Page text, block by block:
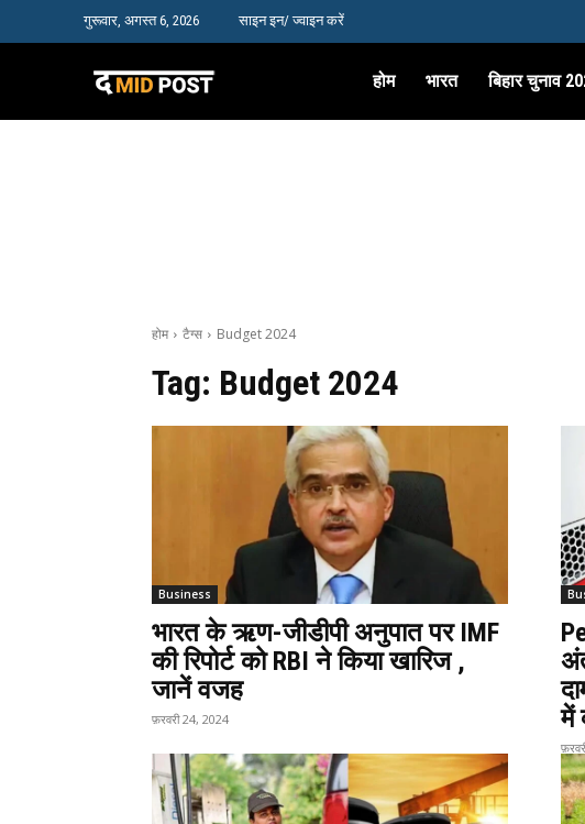
गुरूवार, अगस्त 6, 2026 साइन इन/ ज्वाइन करें
होम भारत बिहार चुनाव
होम टैग्स Budget 2024
Tag: Budget 2024
Business
भारत के ऋण-जीडीपी अनुपात पर IMF
की रिपोर्ट को RBI ने किया खारिज ,
जानें वजह
फ़रवरी 24, 2024
में